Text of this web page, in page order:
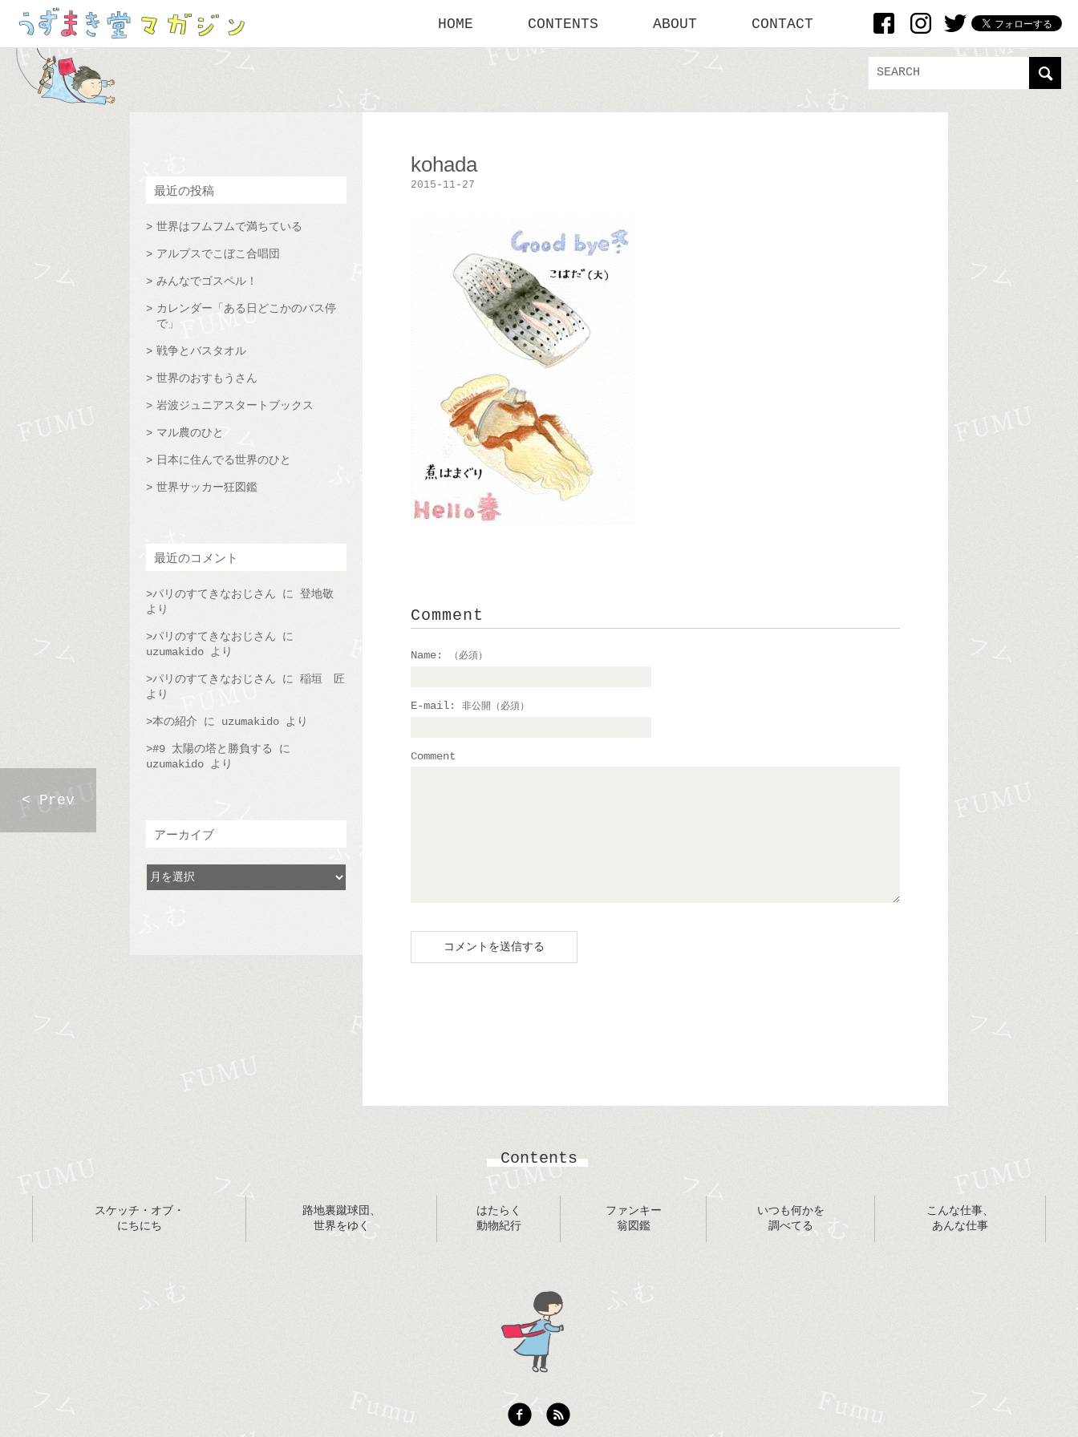
HOME CONTENTS ABOUT CONTACT
kohada
2015-11-27
< Prev
Comment
Name: （必須）
E-mail: 非公開（必須）
Comment
最近の投稿
世界はフムフムで満ちている
アルプスでこぼこ合唱団
みんなでゴスペル！
カレンダー「ある日どこかのバス停
で」
戦争とバスタオル
世界のおすもうさん
岩波ジュニアスタートブックス
マル農のひと
日本に住んでる世界のひと
世界サッカー狂図鑑
最近のコメント
パリのすてきなおじさん に 登地敬
より
パリのすてきなおじさん に
uzumakido より
パリのすてきなおじさん に 稲垣 匠
より
本の紹介 に uzumakido より
#9 太陽の塔と勝負する
に
uzumakido より
アーカイブ
Contents
スケッチ・オブ・
にちにち
路地裏蹴球団、
世界をゆく
はたらく
動物紀行
ファンキー
翁図鑑
いつも何かを
調べてる
こんな仕事、
あんな仕事